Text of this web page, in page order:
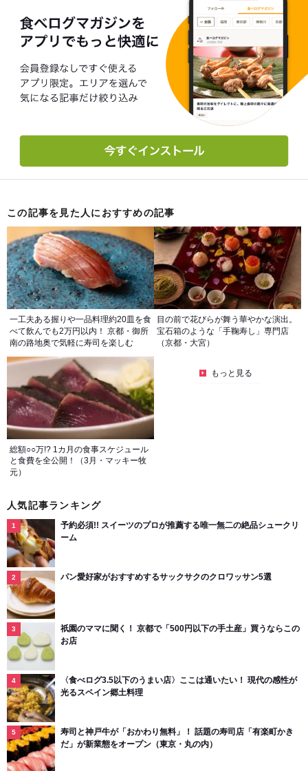
この記事を見た人におすすめの記事
一工夫ある握りや一品料理約20皿を食
べて飲んでも2万円以内！ 京都・御所
南の路地奥で気軽に寿司を楽しむ
目の前で花びらが舞う華やかな演出。
宝石箱のような「手鞠寿し」専門店
（京都・大宮）
総額○○万!? 1カ月の食事スケジュール
と食費を全公開！（3月・マッキー牧
元）
もっと見る
人気記事ランキング
予約必須!! スイーツのプロが推薦する唯一無二の絶品シュークリ
ーム
パン愛好家がおすすめするサックサクのクロワッサン5選
祇園のママに聞く！ 京都で「500円以下の手土産」買うならこの
お店
〈食べログ3.5以下のうまい店〉ここは通いたい！ 現代の感性が
光るスペイン郷土料理
寿司と神戸牛が「おかわり無料」！ 話題の寿司店「有楽町かき
だ」が新業態をオープン（東京・丸の内）